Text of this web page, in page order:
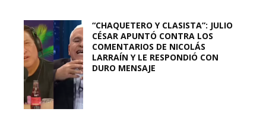
“CHAQUETERO Y CLASISTA”: JULIO
CÉSAR APUNTÓ CONTRA LOS
COMENTARIOS DE NICOLÁS
LARRAÍN Y LE RESPONDIÓ CON
DURO MENSAJE